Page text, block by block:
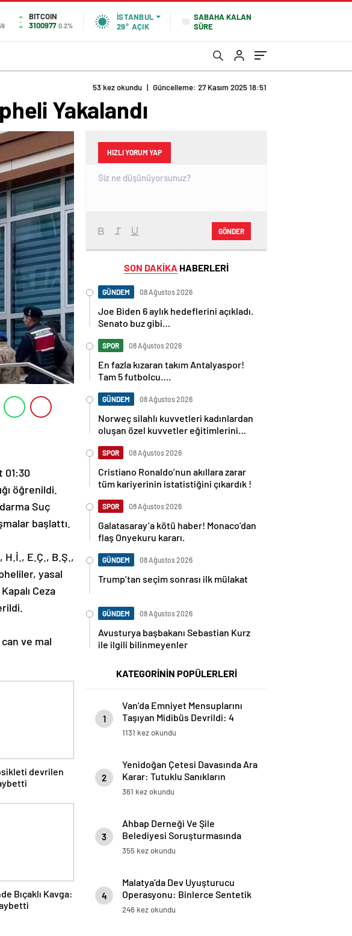
BITCOIN
3100977 0.2%
İSTANBUL
29° AÇIK
SABAHA KALAN
SÜRE
53 kez okundu | Güncelleme: 27 Kasım 2025 18:51
Yakalandı
01:30
öğrenildi.
Suç
başlattı.
H.İ., E.Ç., B.Ş.,
yasal
Ceza
ve mal
devrilen
Bıçaklı Kavga:
HIZLI YORUM YAP
GÖNDER
SON DAKİKA HABERLERİ
GÜNDEM 08 Ağustos 2026
Joe Biden 6 aylık hedeflerini açıkladı.
Senato buz gibi…
SPOR 08 Ağustos 2026
En fazla kızaran takım Antalyaspor!
Tam 5 futbolcu….
GÜNDEM 08 Ağustos 2026
Norweç silahlı kuvvetleri kadınlardan
oluşan özel kuvvetler eğitimlerini
SPOR 08 Ağustos 2026
Cristiano Ronaldo’nun akıllara zarar
tüm kariyerinin istatistiğini çıkardık !
SPOR 08 Ağustos 2026
Galatasaray’a kötü haber! Monaco’dan
flaş Onyekuru kararı.
GÜNDEM 08 Ağustos 2026
Trump’tan seçim sonrası ilk mülakat
GÜNDEM 08 Ağustos 2026
Avusturya başbakanı Sebastian Kurz
ile ilgili bilinmeyenler
KATEGORİNİN POPÜLERLERİ
1
Van’da Emniyet Mensuplarını
Taşıyan Midibüs Devrildi: 4
Yaralı
1131 kez okundu
2
Yenidoğan Çetesi Davasında Ara
Karar: Tutuklu Sanıkların
Mevcut Hallerinin Devamına
361 kez okundu
3
Ahbap Derneği Ve Şile
Belediyesi Soruşturmasında
Yeni Gelişme: 14 Gözaltı
355 kez okundu
4
Malatya’da Dev Uyuşturucu
Operasyonu: Binlerce Sentetik
Hap Ele Geçirildi
246 kez okundu